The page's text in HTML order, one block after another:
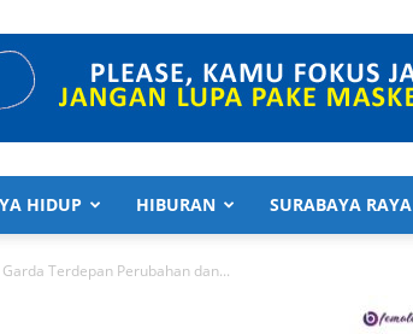
HIDUP HIBURAN SURABAYA RAYA
Terdepan Perubahan dan...